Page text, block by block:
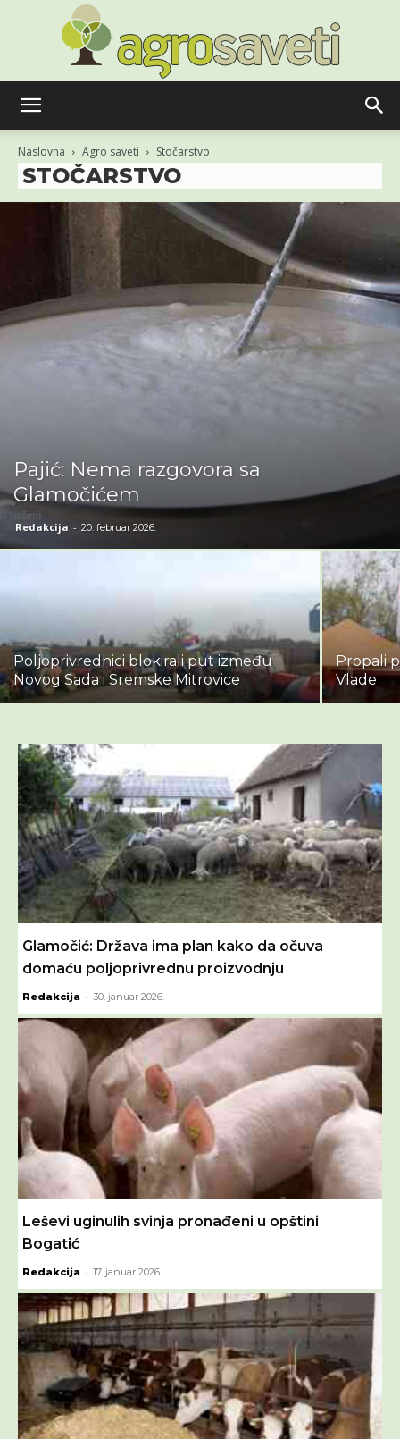
saveti
Naslovna Agro saveti Stočarstvo
STOČARSTVO
Pajić: Nema razgovora sa
Glamočićem
Redakcija - 20. februar 2026.
Poljoprivrednici blokirali put između
Novog Sada i Sremske Mitrovice
Propali
Vlade
Glamočić: Država ima plan kako da očuva
domaću poljoprivrednu proizvodnju
Redakcija - 30. januar 2026.
Leševi uginulih svinja pronađeni u opštini
Bogatić
Redakcija - 17. januar 2026.